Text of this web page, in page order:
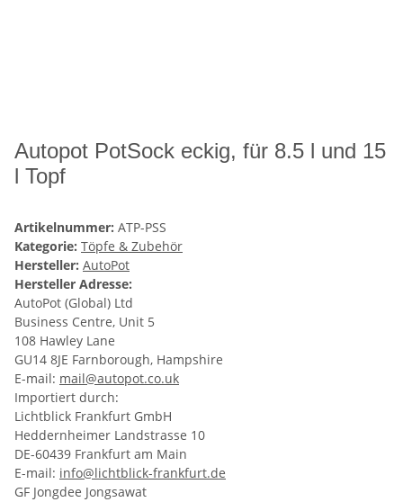
Autopot PotSock eckig, für 8.5 l und 15
l Topf
Artikelnummer: ATP-PSS
Kategorie: Töpfe & Zubehör
Hersteller: AutoPot
Hersteller Adresse:
AutoPot (Global) Ltd
Business Centre, Unit 5
108 Hawley Lane
GU14 8JE Farnborough, Hampshire
E-mail: mail@autopot.co.uk
Importiert durch:
Lichtblick Frankfurt GmbH
Heddernheimer Landstrasse 10
DE-60439 Frankfurt am Main
E-mail: info@lichtblick-frankfurt.de
GF Jongdee Jongsawat